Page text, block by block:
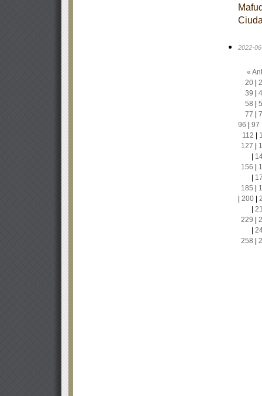
2022-
«
20|
39
58
77
96
97
112
127
156
185
200|
229
258